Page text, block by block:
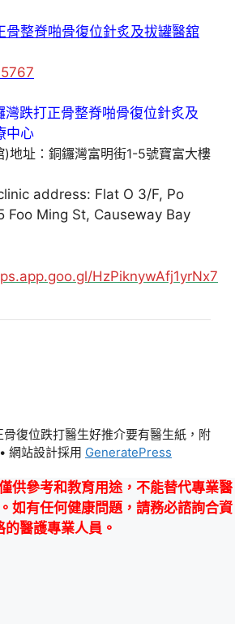
骨整脊啪骨復位針炙及拔罐醫舘
)地址：銅鑼灣富明街1-5號寶富大樓
address: Flat O 3/F, Po
Foo Ming St, Causeway Bay
HzPiknywAfj1yrNx7
復位跌打醫生好推介要有醫生紙，附
• 網站設計採用 GeneratePress
供參考和教育用途，不能替代專業醫
如有任何健康問題，請務必諮詢合資
的醫護專業人員。